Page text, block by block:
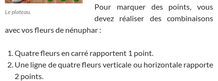
Le plateau.
Pour marquer des points, vous
devez réaliser des combinaisons
avec vos fleurs de nénuphar :
Quatre fleurs en carré rapportent 1 point.
Une ligne de quatre fleurs verticale ou horizontale rapporte
2 points.